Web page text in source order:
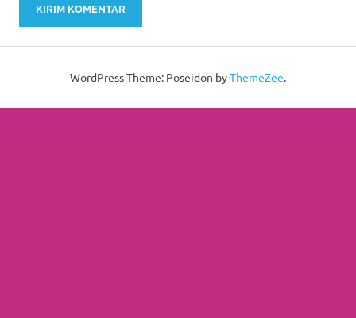
WordPress Theme: Poseidon byThemeZee.